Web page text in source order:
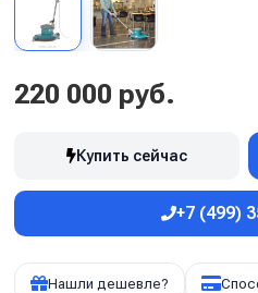
220 000 руб.
Купить сейчас
+7 (499)
Нашли дешевле?